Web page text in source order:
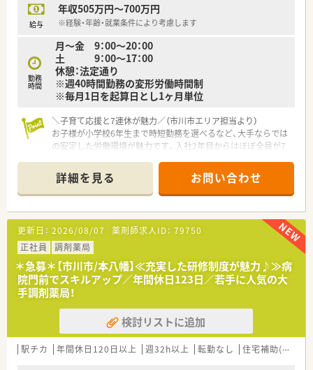
助（職員特別価格の昼食提供 ※税込200円～）もございます。
■福利厚生パッケージサービスにも加入しており、旅行やグル
■保育室が完備しており、小さなお子様がいらっしゃる方も安心
してご就業いただけます。（1日上限1,300円、1ヶ月上限30,000
円）
■職員寮も完備しています。（家賃32,000円/月～）
給与
年収505万円～700万円
※経験・年齢・就業条件により考慮します
勤務
時間
月～金 9：00～20：00
土 9：00～17：00
休憩：法定通り
※週40時間勤務の変形労働時間制
※毎月1日を起算日とし1ヶ月単位
＼子育て応援と7連休が魅力／（市川市エリア担当より）
お子様が小学校6年生まで時短勤務を選べるなど、大手ならでは
の安定した労働環境が魅力です。入社2年目からはほぼ全員が7
【店舗情報と応需状況について】
■本八幡駅から徒歩4分ほどの便利な場所にあり、商業施設や飲
食店が充実しているため日々の生活環境も抜群なエリアです。
■近隣の複数クリニックから、耳鼻咽喉科や整形外科、泌尿器科
メインの処方箋を1日170枚から180枚ほど応需しています。
■月間4,200枚以上の豊富な処方箋を面対応を含めて受けてお
り、薬剤師としてのスキルを維持し磨き続けられる環境です。
【法人特徴について】
■業界を牽引する大手のドラッグストアチェーンであり、お客様
の健康寿命を延ばす次世代型店舗を次々と構築しています。
■女性の活躍推進に力を注いでおり、厚生労働大臣より最高位で
ある3段階目の「えるぼし」認定を取得している優良企業です。
■自由度が高くチャレンジ精神を尊重する社風であり、社内公募
詳細を見る お問い合わせ
更新日： 2026/08/07 薬剤師求人ID： 79750
正社員
調剤薬局
＊急募＊【市川市/本八幡】≪充実した研修制度が魅力♪≫病
院門前でスキルアップ／年間休日123日／若手に人気の大
手調剤薬局！
検討リストに追加
駅チカ 年間休日120日以上 週32h以上 転勤なし 住宅補助(手当)あり